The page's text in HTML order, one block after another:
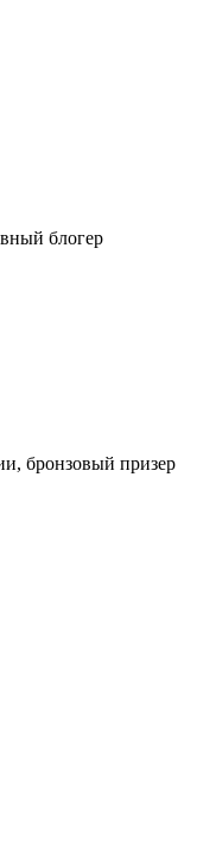
блогер
бронзовый призер